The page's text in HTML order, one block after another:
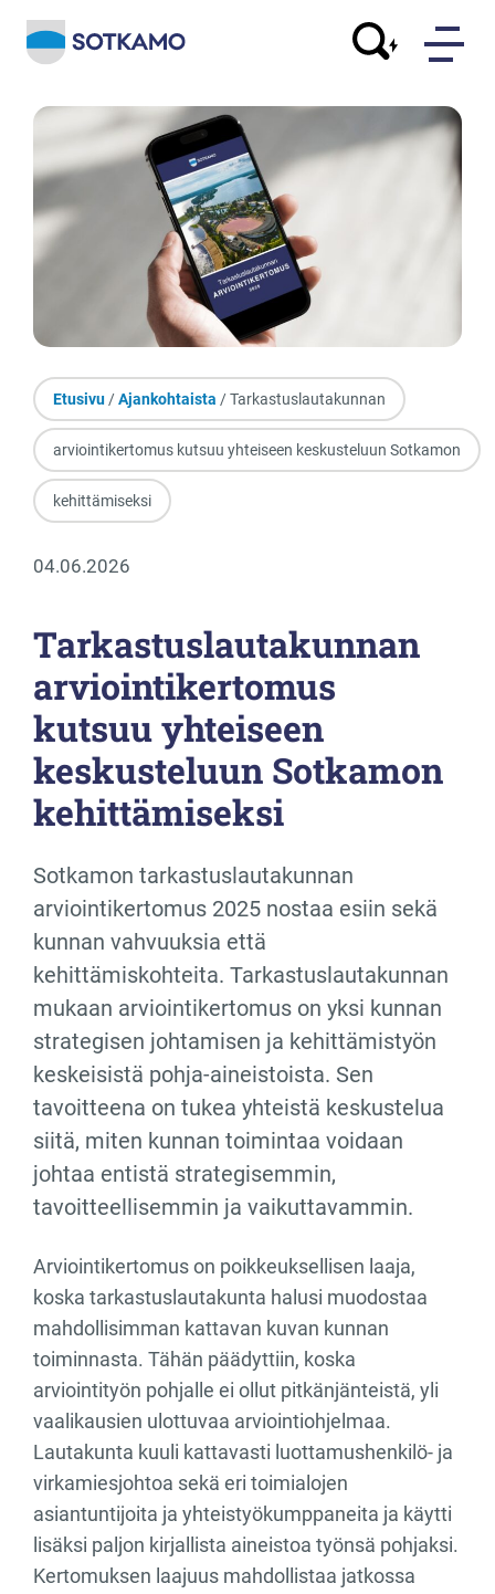
Etusivu/Ajankohtaista / Tarkastuslautakunnan
arviointikertomus kutsuu yhteiseen keskusteluun Sotkamon
kehittämiseksi
04.06.2026
Tarkastuslautakunnan
arviointikertomus
kutsuu yhteiseen
keskusteluun Sotkamon
kehittämiseksi
Sotkamon tarkastuslautakunnan
arviointikertomus 2025 nostaa esiin sekä
kunnan vahvuuksia että
kehittämiskohteita. Tarkastuslautakunnan
mukaan arviointikertomus on yksi kunnan
strategisen johtamisen ja kehittämistyön
keskeisistä pohja-aineistoista. Sen
tavoitteena on tukea yhteistä keskustelua
siitä, miten kunnan toimintaa voidaan
johtaa entistä strategisemmin,
tavoitteellisemmin ja vaikuttavammin.
Arviointikertomus on poikkeuksellisen laaja,
koska tarkastuslautakunta halusi muodostaa
mahdollisimman kattavan kuvan kunnan
toiminnasta. Tähän päädyttiin, koska
arviointityön pohjalle ei ollut pitkänjänteistä, yli
vaalikausien ulottuvaa arviointiohjelmaa.
Lautakunta kuuli kattavasti luottamushenkilö- ja
virkamiesjohtoa sekä eri toimialojen
asiantuntijoita ja yhteistyökumppaneita ja käytti
lisäksi paljon kirjallista aineistoa työnsä pohjaksi.
Kertomuksen laajuus mahdollistaa jatkossa